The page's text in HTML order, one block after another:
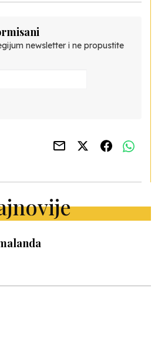
newsletter i ne propustite